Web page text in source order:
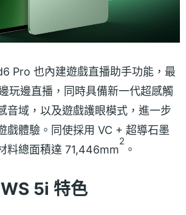
Pro 也內建遊戲直播助手功能，最
玩邊直播，同時具備新一代超感觸
音域，以及遊戲護眼模式，進一步
戲體驗。同使採用 VC + 超導石墨
料總面積達 71,446mm
2
。
5i 特色